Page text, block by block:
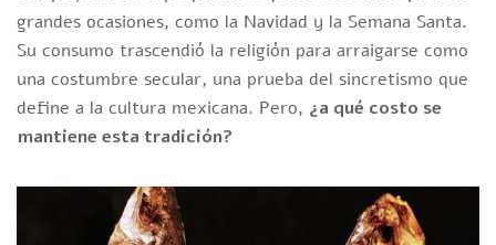
grandes ocasiones, como la Navidad y la Semana Santa.
Su consumo trascendió la religión para arraigarse como
una costumbre secular, una prueba del sincretismo que
define a la cultura mexicana. Pero, ¿a qué costo se
mantiene esta tradición?